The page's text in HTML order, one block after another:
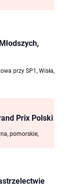
przy SP1, Wisła,
Prix Polski
pomorskie,